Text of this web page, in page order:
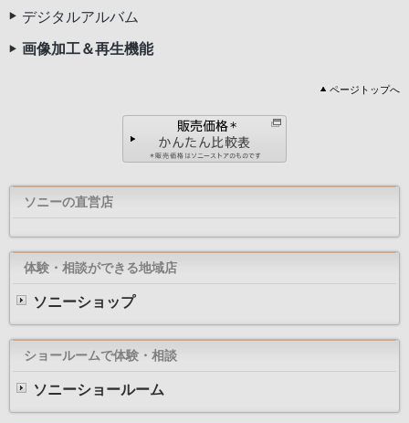
デジタルアルバム
画像加工＆再生機能
ページトップへ
ソニーの直営店
体験・相談ができる地域店
ソニーショップ
ショールームで体験・相談
ソニーショールーム